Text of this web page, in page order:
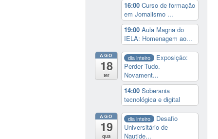
16:00Curso de formação
em Jornalismo ...
19:00Aula Magna do
IELA: Homenagem ao...
AGO
18
ter
dia inteiro
Exposição:
Perder Tudo.
Novament...
14:00Soberania
tecnológica e digital
AGO
19
qua
dia inteiro
Desafio
Universitário de
Nautide...